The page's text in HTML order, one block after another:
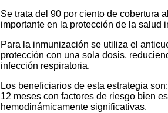
Se trata del 90 por ciento de cobertura
importante en la protección de la salud
Para la inmunización se utiliza el
protección con una sola dosis,
infección respiratoria.
Los beneficiarios de esta estrategia
12 meses con factores de riesgo bien
hemodinámicamente significativas.